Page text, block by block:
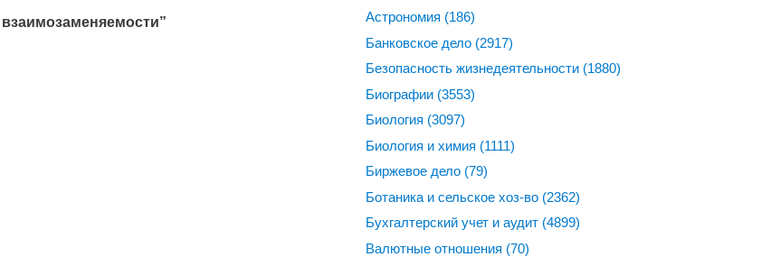
Астрономия (186)
Банковское дело (2917)
Безопасность жизнедеятельности (1880)
Биографии (3553)
Биология (3097)
Биология и химия (1111)
Биржевое дело (79)
Ботаника и сельское хоз-во (2362)
Бухгалтерский учет и аудит (4899)
Валютные отношения (70)